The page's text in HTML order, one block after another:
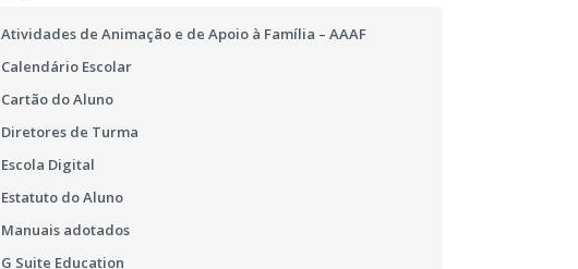
Atividades de Animação e de Apoio à Família – AAAF
Calendário Escolar
Cartão do Aluno
Diretores de Turma
Escola Digital
Estatuto do Aluno
Manuais adotados
G Suite Education